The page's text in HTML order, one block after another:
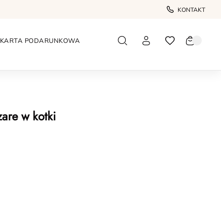
KONTAKT
KARTA PODARUNKOWA
w kotki